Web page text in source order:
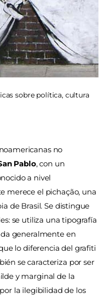
sobre política, cultura
no
Pablo, con un
a nivel
merece el pichação, una
de Brasil. Se distingue
se utiliza una tipografía
generalmente en
lo diferencia del grafiti
se caracteriza por ser
y marginal de la
la ilegibilidad de los